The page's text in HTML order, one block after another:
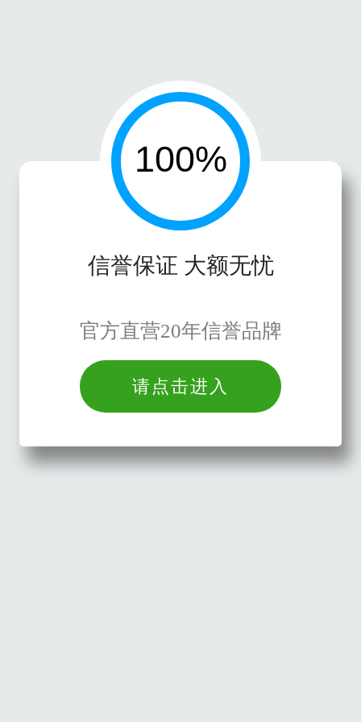
信誉保证 大额无忧
官方直营20年信誉品牌
请点击进入